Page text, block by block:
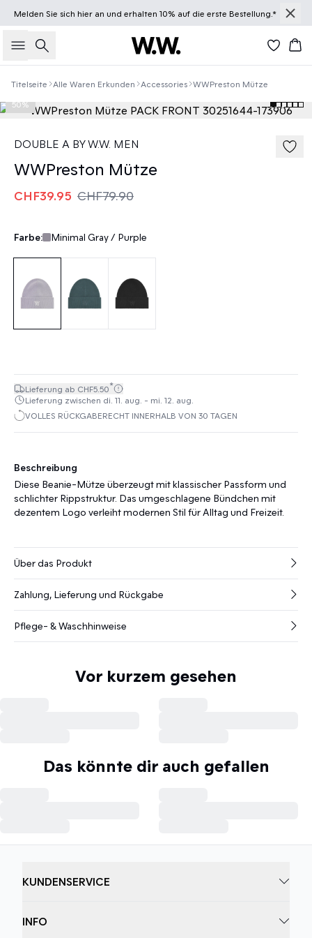
Melden Sie sich hieran und erhalten 10% auf die erste Bestellung.*
Suche
Titelseite Alle Waren Erkunden Accessories WWPreston Mütze
50%
DOUBLE A BY W.W. MEN
WWPreston Mütze
CHF39.95 CHF79.90
Farbe: Minimal Gray / Purple
Lieferung ab CHF5.50*
Lieferung zwischen di. 11. aug. - mi. 12. aug.
VOLLES RÜCKGABERECHT INNERHALB VON 30 TAGEN
Beschreibung
Diese Beanie-Mütze überzeugt mit klassischer Passform und
schlichter Rippstruktur. Das umgeschlagene Bündchen mit
dezentem Logo verleiht modernen Stil für Alltag und Freizeit.
Über das Produkt
Zahlung, Lieferung und Rückgabe
Pflege- & Waschhinweise
Vor kurzem gesehen
Das könnte dir auch gefallen
KUNDENSERVICE
INFO